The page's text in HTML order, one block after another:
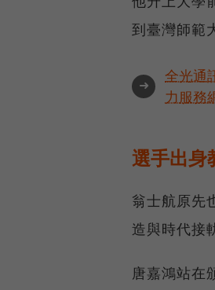
到臺灣師範
➜
全光通
力服務
選手出身
翁士航原先
造與時代接
唐嘉鴻站在